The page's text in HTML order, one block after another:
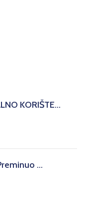
KORIŠTE…
…